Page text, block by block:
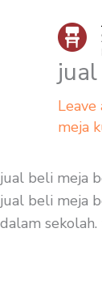
meja
jual beli meja
jual beli meja
dalam